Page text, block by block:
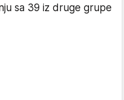
sa 39 iz druge grupe